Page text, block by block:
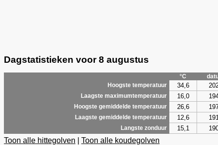
Dagstatistieken voor 8 augustus
°C
Hoogste temperatuur
34,6
Laagste maximumtemperatuur 16,0
Hoogste gemiddelde temperatuur 26,6
Laagste gemiddelde temperatuur 12,6
Langste zonduur 15,1
Toon alle hittegolven
Toon alle koudegolven